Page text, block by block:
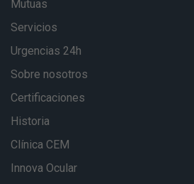
Mutuas
Servicios
Urgencias 24h
Sobre nosotros
Certificaciones
Historia
Clínica CEM
Innova Ocular